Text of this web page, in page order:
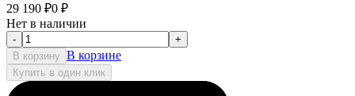
29 190 ₽0 ₽
Нет в наличии
-
+
В корзину В корзине
Купить в один клик